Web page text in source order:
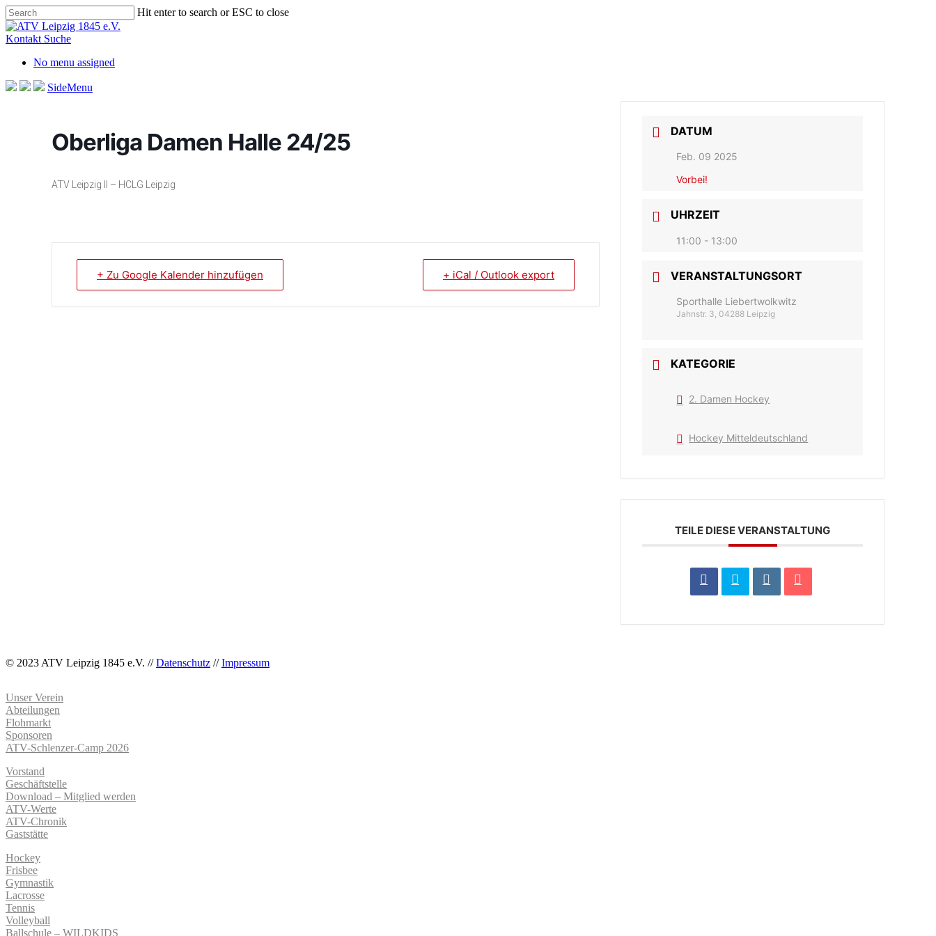
Skip
to
main
Hit enter to search or ESC to close
Close
Search
Kontakt Suche
No menu assigned
SideMenu
Oberliga Damen Halle 24/25
ATV Leipzig II – HCLG Leipzig
+ Zu Google Kalender hinzufügen + iCal / Outlook export
DATUM
Feb. 09 2025
Vorbei!
UHRZEIT
11:00 - 13:00
VERANSTALTUNGSORT
Sporthalle Liebertwolkwitz
Jahnstr. 3, 04288 Leipzig
KATEGORIE
2. Damen Hockey
Hockey Mitteldeutschland
TEILE DIESE VERANSTALTUNG
© 2023 ATV Leipzig 1845 e.V. //Datenschutz //Impressum
Unser Verein
Abteilungen
Flohmarkt
Sponsoren
ATV-Schlenzer-Camp 2026
Vorstand
Geschäftstelle
Download – Mitglied werden
ATV-Werte
ATV-Chronik
Gaststätte
Hockey
Frisbee
Gymnastik
Lacrosse
Tennis
Volleyball
Ballschule – WILDKIDS